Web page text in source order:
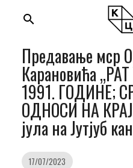
search
Предавање мср
Карановића
1991. ГОДИНЕ;
ОДНОСИ НА
јула на Јутјуб
17/07/2023